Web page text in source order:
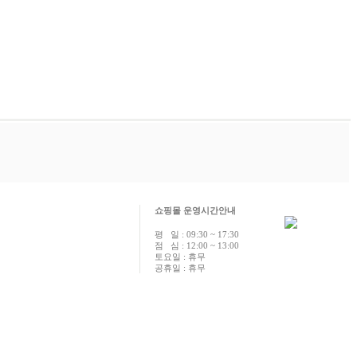
쇼핑몰 운영시간안내
평 일 : 09:30 ~ 17:30
점 심 : 12:00 ~ 13:00
토요일 : 휴무
공휴일 : 휴무